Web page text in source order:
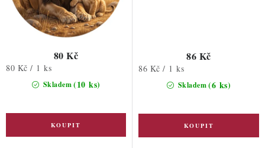
Skladem(10 ks)
80 Kč
Měrná
80 Kč / 1 ks
Skladem(6 ks)
86 Kč
Měrná
86 Kč / 1 ks